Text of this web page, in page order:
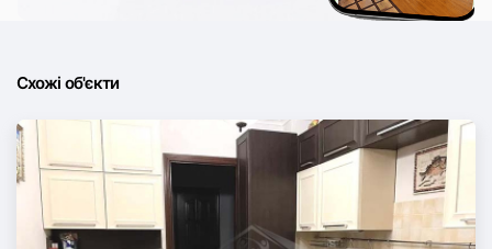
Схожі об'єкти